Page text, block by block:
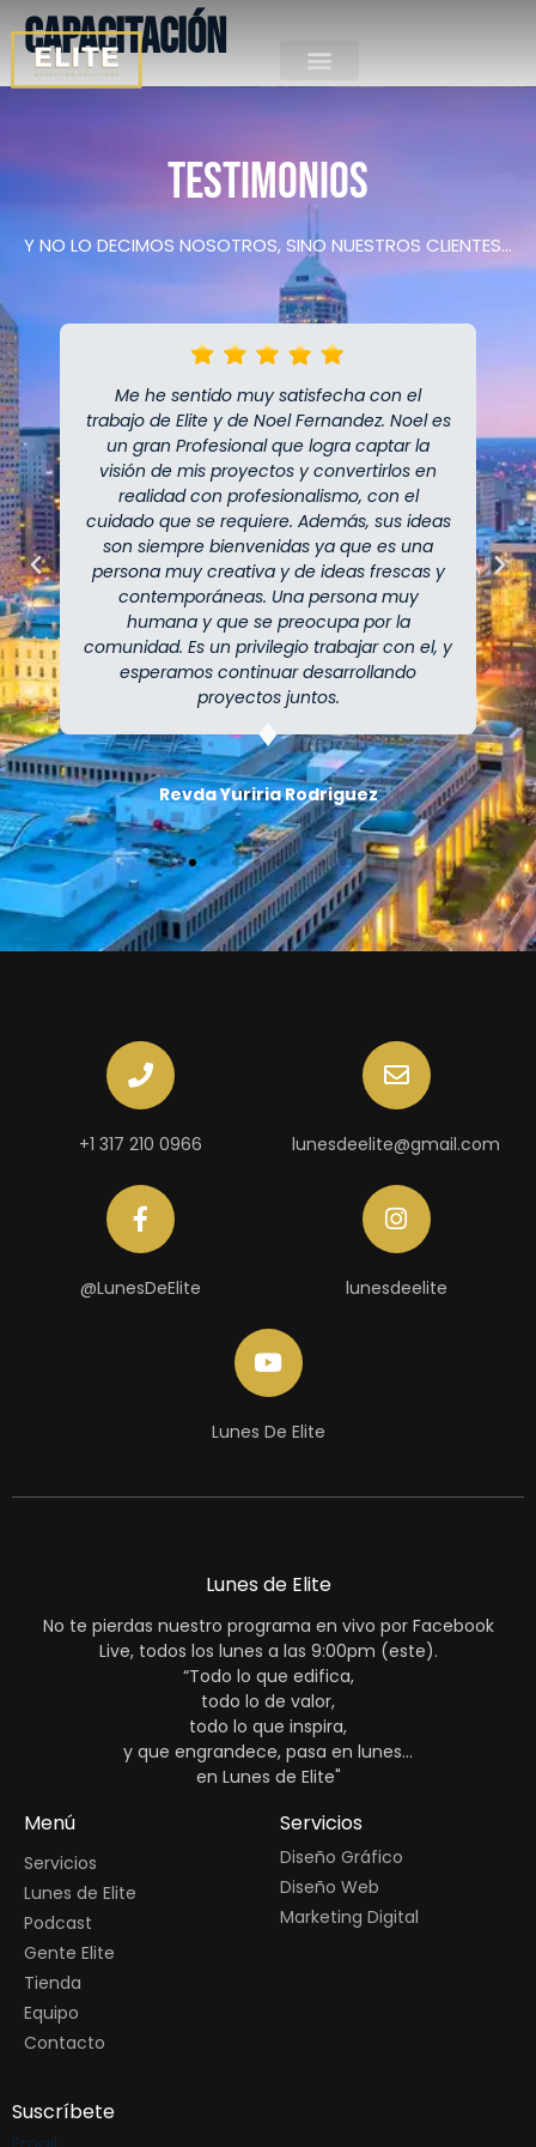
Capacitación
Testimonios
Y NO LO DECIMOS NOSOTROS, SINO NUESTROS CLIENTES…
Me he sentido muy satisfecha con el
trabajo de Elite y de Noel Fernandez. Noel es
un gran Profesional que logra captar la
visión de mis proyectos y convertirlos en
realidad con profesionalismo, con el
cuidado que se requiere. Además, sus ideas
son siempre bienvenidas ya que es una
persona muy creativa y de ideas frescas y
contemporáneas. Una persona muy
humana y que se preocupa por la
comunidad. Es un privilegio trabajar con el, y
esperamos continuar desarrollando
proyectos juntos.
⁠Revda Yuriria Rodriguez
+1 317 210 0966 lunesdeelite@gmail.com
@LunesDeElite lunesdeelite
Lunes De Elite
Lunes de Elite
No te pierdas nuestro programa en vivo por Facebook
Live, todos los lunes a las 9:00pm (este).
“Todo lo que edifica,
todo lo de valor,
todo lo que inspira,
y que engrandece, pasa en lunes...
en Lunes de Elite"
Menú
Servicios
Lunes de Elite
Podcast
Gente Elite
Tienda
Equipo
Contacto
Servicios
Diseño Gráfico
Diseño Web
Marketing Digital
Suscríbete